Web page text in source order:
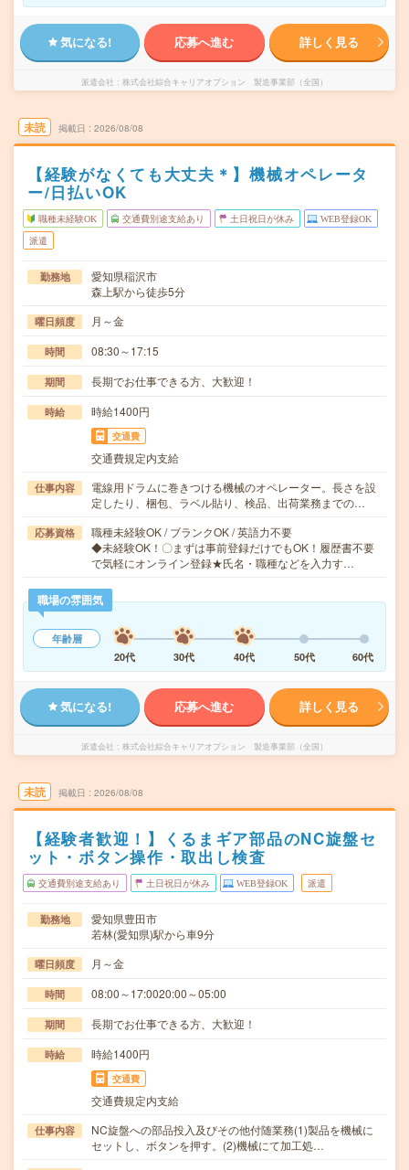
気になる! 応募へ進む 詳しく見る
派遣会社 株式会社綜合キャリアオプション 製造事業部（全国）
未読 掲載日 2026/08/08
【経験がなくても大丈夫＊】機械オペレータ
ー/日払いOK
職種未経験OK 交通費別途支給あり 土日祝日が休み WEB登録OK
派遣
勤務地
愛知県稲沢市
森上駅から徒歩5分
曜日頻度 月～金
時間 08:30～17:15
期間 長期でお仕事できる方、大歓迎！
時給 時給1400円
交通費
交通費規定内支給
仕事内容
電線用ドラムに巻きつける機械のオペレーター。長さを設
定したり、梱包、ラベル貼り、検品、出荷業務までの…
応募資格
職種未経験OK / ブランクOK / 英語力不要
◆未経験OK！〇まずは事前登録だけでもOK！履歴書不要
で気軽にオンライン登録★氏名・職種などを入力す…
職場の雰囲気
年齢層
20代
30代 40代 50代 60代
気になる! 応募へ進む 詳しく見る
派遣会社 株式会社綜合キャリアオプション 製造事業部（全国）
未読 掲載日 2026/08/08
【経験者歓迎！】くるまギア部品のNC旋盤セ
ット・ボタン操作・取出し検査
交通費別途支給あり 土日祝日が休み WEB登録OK 派遣
勤務地
愛知県豊田市
若林(愛知県)駅から車9分
曜日頻度 月～金
時間 08:00～17:0020:00～05:00
期間 長期でお仕事できる方、大歓迎！
時給 時給1400円
交通費
交通費規定内支給
仕事内容
NC旋盤への部品投入及びその他付随業務(1)製品を機械に
セットし、ボタンを押す。(2)機械にて加工処…